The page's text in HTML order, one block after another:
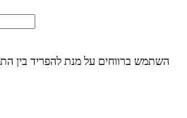
השתמש ברווחים על מנת להפריד בין